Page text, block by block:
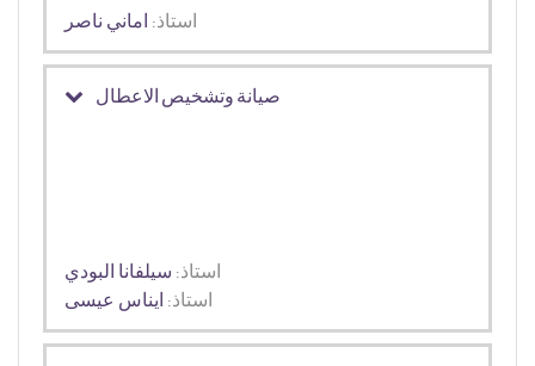
استاذ: اماني ناصر
صيانة وتشخيص الاعطال
استاذ: سيلفانا البودي
استاذ: ايناس عيسى